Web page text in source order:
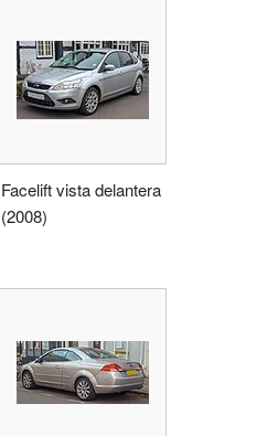
Facelift vista delantera
(2008)